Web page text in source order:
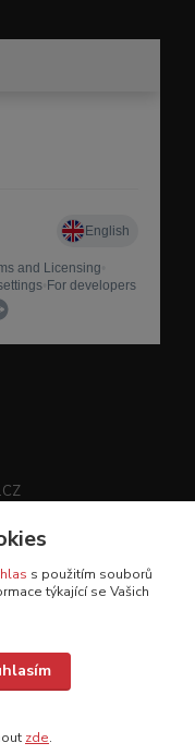
s použitím souborů
týkající se Vašich
zde.